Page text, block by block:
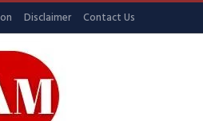
Disclaimer Contact Us